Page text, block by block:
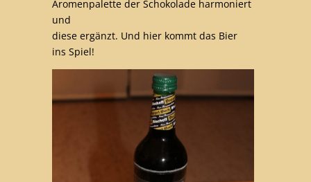
Aromenpalette der Schokolade harmoniert
und
diese ergänzt. Und hier kommt das Bier
ins Spiel!